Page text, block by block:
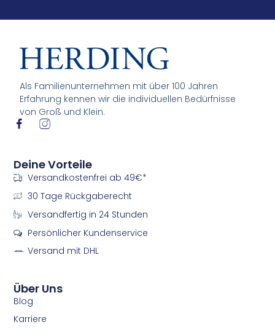
Als Familienunternehmen mit über 100 Jahren
Erfahrung kennen wir die individuellen Bedürfnisse
von Groß und Klein.
I
-
f
a
c
e
b
o
k
I
-
i
s
t
g
a
Über Uns
Blog
Karriere
Deine Vorteile
Versandkostenfrei ab 49€*
30 Tage Rückgaberecht
Versandfertig in 24 Stunden
Persönlicher Kundenservice
Versand mit DHL